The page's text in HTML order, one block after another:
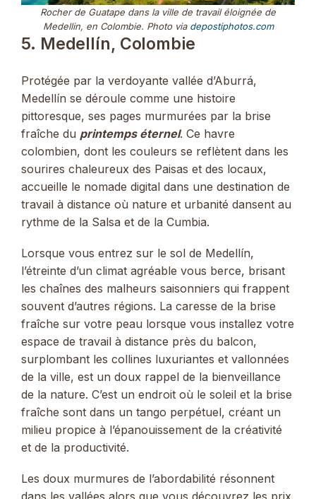
Rocher de Guatape dans la ville de travail éloignée de
Medellin, en Colombie. Photo via depostiphotos.com
5. Medellín, Colombie
Protégée par la verdoyante vallée d’Aburrá,
Medellín se déroule comme une histoire
pittoresque, ses pages murmurées par la brise
fraîche du printemps éternel. Ce havre
colombien, dont les couleurs se reflètent dans les
sourires chaleureux des Paisas et des locaux,
accueille le nomade digital dans une destination de
travail à distance où nature et urbanité dansent au
rythme de la Salsa et de la Cumbia.
Lorsque vous entrez sur le sol de Medellín,
l’étreinte d’un climat agréable vous berce, brisant
les chaînes des malheurs saisonniers qui frappent
souvent d’autres régions. La caresse de la brise
fraîche sur votre peau lorsque vous installez votre
espace de travail à distance près du balcon,
surplombant les collines luxuriantes et vallonnées
de la ville, est un doux rappel de la bienveillance
de la nature. C’est un endroit où le soleil et la brise
fraîche sont dans un tango perpétuel, créant un
milieu propice à l’épanouissement de la créativité
et de la productivité.
Les doux murmures de l’abordabilité résonnent